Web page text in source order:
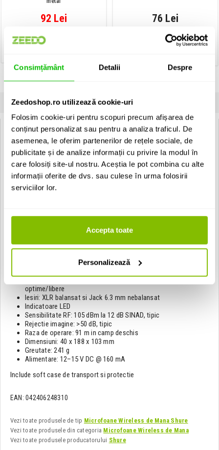
Consimțământ Detalii Despre
Zeedoshop.ro utilizează cookie-uri
Folosim cookie-uri pentru scopuri precum afișarea de
conținut personalizat sau pentru a analiza traficul. De
asemenea, le oferim partenerilor de rețele sociale, de
publicitate și de analize informații cu privire la modul în
care folosiți site-ul nostru. Aceștia le pot combina cu alte
informații oferite de dvs. sau culese în urma folosirii
serviciilor lor.
Accepta toate
Personalizează
92 Lei 76 Lei
Contactati-ne pentru
INFORMATII SPECIFICATII COMENTARII CLIENTI (
Shure BLX24/BETA58 M17:
Transmitator BLX2/B58
Pana la 14 ore de viata pe baterie
Ajustare gain: 10 dB
Putere de iesire RF: 10 mW
Dimensiuni: 224 x 53 mm
Receptor BLX4
Carcasa ABS, antene interne
Functie QuickScan - scanare automata a frecventelor
optime/libere
Iesiri: XLR balansat si Jack 6.3 mm nebalansat
Indicatoare LED
Sensibilitate RF: 105 dBm la 12 dB SINAD, tipic
Rejectie imagine: >50 dB, tipic
Raza de operare: 91 m in camp deschis
Dimensiuni: 40 x 188 x 103 mm
Greutate: 241 g
Alimentare: 12–15 V DC @ 160 mA
Include soft case de transport si protectie
EAN: 042406248310
Vezi toate produsele de tip Microfoane Wireless de Mana Shure
Vezi toate produsele din categoria Microfoane Wireless de Mana
Vezi toate produsele producatorului Shure